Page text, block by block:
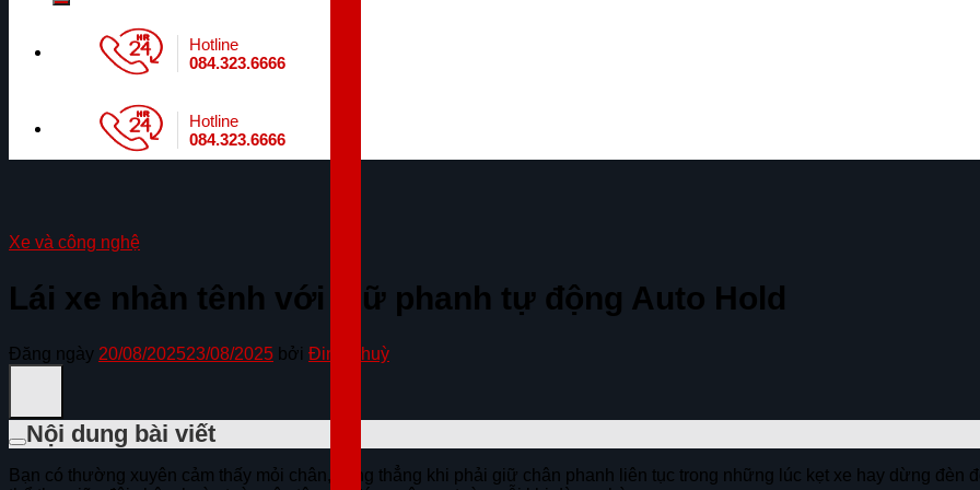
Hotline
084.323.6666
Hotline
084.323.6666
Xe và công nghệ
Lái xe nhàn tênh với giữ phanh tự động Auto Hold
Đăng ngày 20/08/202523/08/2025 bởi Đinh Thuỳ
Nội dung bài viết
Bạn có thường xuyên cảm thấy mỏi chân, căng thẳng khi phải giữ chân phanh liên tục trong những lúc kẹt xe hay dừng đèn